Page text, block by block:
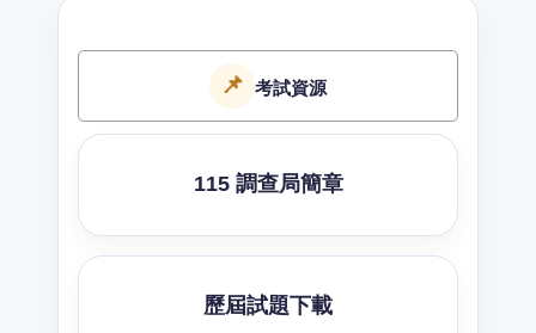
📌 考試資源
115 調查局簡章
歷屆試題下載